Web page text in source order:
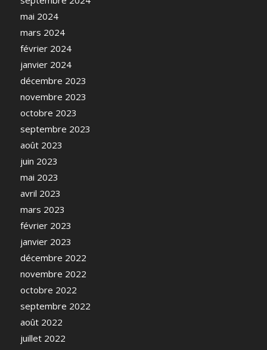
mai 2024
mars 2024
février 2024
janvier 2024
décembre 2023
novembre 2023
octobre 2023
septembre 2023
août 2023
juin 2023
mai 2023
avril 2023
mars 2023
février 2023
janvier 2023
décembre 2022
novembre 2022
octobre 2022
septembre 2022
août 2022
juillet 2022